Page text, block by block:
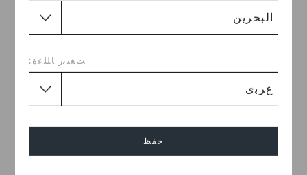
ﺖﻐﻴﻳﺭ ﺎﻠﻠﻏﺓ:
حفظ
حذاء كلوغ للاطفال
19.000
+19
شبشب كلاسيكي
BHD 17.000
+10